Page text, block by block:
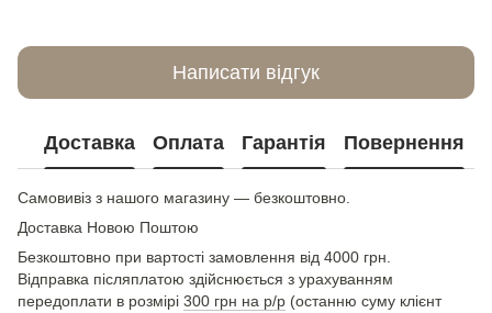
Написати відгук
Доставка Оплата Гарантія Повернення
Самовивіз з нашого магазину — безкоштовно.
Доставка Новою Поштою
Безкоштовно при вартості замовлення від 4000 грн.
Відправка післяплатою здійснюється з урахуванням
передоплати в розмірі 300 грн на р/р (останню суму клієнт